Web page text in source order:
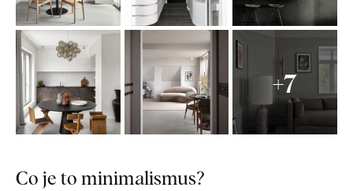
+7
Co je to minimalismus?